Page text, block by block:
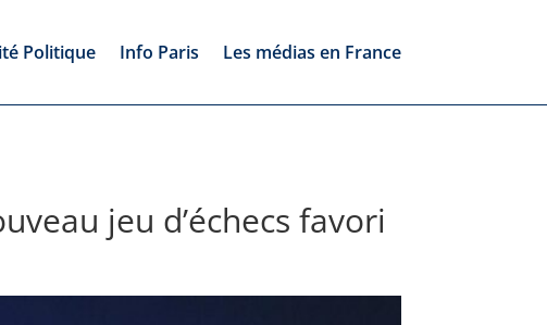
Politique Info Paris Les médias en France
jeu d’échecs favori